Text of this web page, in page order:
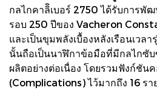
กลไกคาลิิเบอร์ 2750 ได้รับการพั
รอบ 250 ปีของ Vacheron
และเป็นขุมพลังเบื้องหลังเรือนเวล
นั้นถือเป็นนาฬิกาข้อมือที่มีกลไกซั
ผลิตอย่างต่อเนื่อง โดยรวมฟังก์ชัน
(Complications) ไว้มากถึง 16 รา